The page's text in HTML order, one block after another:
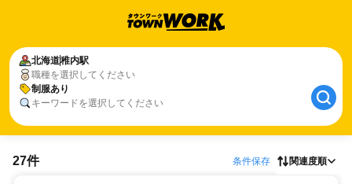
北海道稚内駅
職種を選択してください
制服あり
キーワードを選択してください
27件 条件保存 関連度順